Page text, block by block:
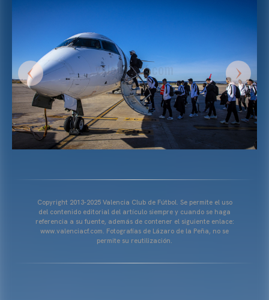
Copyright 2013-2025 Valencia Club de Fútbol. Se permite el uso
del contenido editorial del artículo siempre y cuando se haga
referencia a su fuente, además de contener el siguiente enlace:
www.valenciacf.com. Fotografías de Lázaro de la Peña, no se
permite su reutilización.